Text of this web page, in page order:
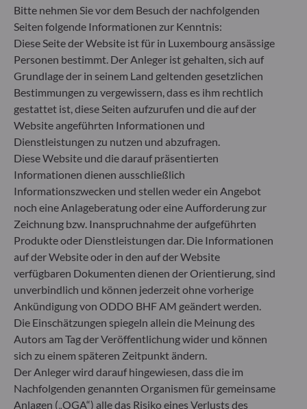
Auswirkungen von Anlageentscheidungen auf
Nachhaltigkeitsfaktoren.
Artikel 8: Das Fondsmanagementteam adressiert
Nachhaltigkeitsrisiken, indem es ESG-Kriterien
(Umwelt und/oder Soziales und/oder Governance)
in den Anlageentscheidungsprozess einbezieht.
Artikel 9: Das Fondsmanagementteam verfolgt ein
striktes nachhaltiges Anlageziel, das wesentlich zu
den Herausforderungen des ökologischen
Übergangs beiträgt, und adressiert
Nachhaltigkeitsrisiken durch Ratings, die vom
externen ESG-Datenanbieter der
Verwaltungsgesellschaft bereitgestellt werden.
ODDO BHF Asset Management SAS*
Bitte nehmen Sie vor dem Besuch der nachfolgenden
Seiten folgende Informationen zur Kenntnis:
Diese Seite der Website ist für in Luxembourg ansässige
Personen bestimmt. Der Anleger ist gehalten, sich auf
Grundlage der in seinem Land geltenden gesetzlichen
Bestimmungen zu vergewissern, dass es ihm rechtlich
gestattet ist, diese Seiten aufzurufen und die auf der
Website angeführten Informationen und
Dienstleistungen zu nutzen und abzufragen.
Diese Website und die darauf präsentierten
Informationen dienen ausschließlich
Informationszwecken und stellen weder ein Angebot
noch eine Anlageberatung oder eine Aufforderung zur
Zeichnung bzw. Inanspruchnahme der aufgeführten
Produkte oder Dienstleistungen dar. Die Informationen
auf der Website oder in den auf der Website
verfügbaren Dokumenten dienen der Orientierung, sind
unverbindlich und können jederzeit ohne vorherige
Ankündigung von ODDO BHF AM geändert werden.
Die Einschätzungen spiegeln allein die Meinung des
Autors am Tag der Veröffentlichung wider und können
sich zu einem späteren Zeitpunkt ändern.
Der Anleger wird darauf hingewiesen, dass die im
Nachfolgenden genannten Organismen für gemeinsame
Anlagen („OGA“) alle das Risiko eines Verlusts des